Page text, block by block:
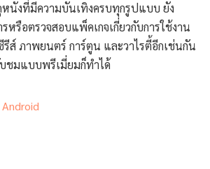
นังที่มีความบันเทิงครบทุกรูปแบบ ยัง
หรือตรวจสอบแพ็คเกจเกี่ยวกับการใช้งาน
ส์ ภาพยนตร์ การ์ตูน และวาไรตี้อีกเช่นกัน
ชมแบบพรีเมี่ยมก็ทำได้
Android